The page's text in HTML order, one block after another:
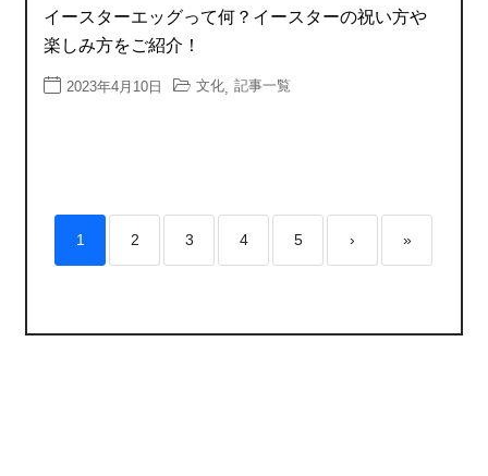
イースターエッグって何？イースターの祝い方や
楽しみ方をご紹介！
2023年4月10日 文化, 記事一覧
1 2 3 4 5 › »